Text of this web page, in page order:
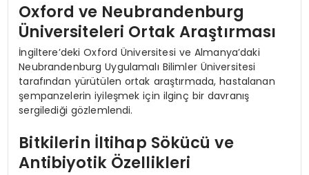
Oxford ve Neubrandenburg
Üniversiteleri Ortak Araştırması
İngiltere’deki Oxford Üniversitesi ve Almanya’daki
Neubrandenburg Uygulamalı Bilimler Üniversitesi
tarafından yürütülen ortak araştırmada, hastalanan
şempanzelerin iyileşmek için ilginç bir davranış
sergilediği gözlemlendi.
Bitkilerin İltihap Sökücü ve
Antibiyotik Özellikleri